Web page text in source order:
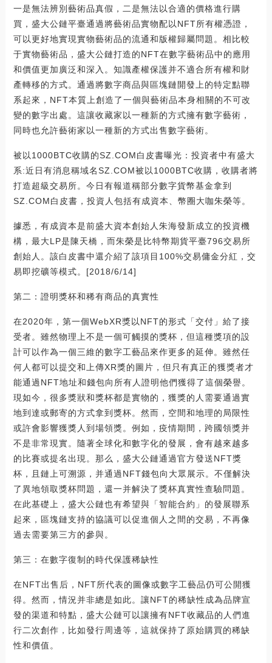
一是無法辨別藝術品真假，二是無法以合適的價格進行購
買，盛大公鏈平臺通過將藝術品實物配以NFT所有權憑證，
可以更好地實現實物藝術品的流通和版權歸屬問題。相比較
于實物藝術品，盛大公鏈打造的NFT在數字藝術品中的應用
和價值更加廣泛和深入。知識產權保護并不適合所有權和財
產轉移的方式。通過將數字商品與區塊鏈開發上的特定點聯
系起來，NFT本質上創造了一個與藝術品本身相關的不可改
變的數字出處。這讓收藏家以一種新的方式擁有數字藝術，
同時也允許藝術家以一種新的方式出售數字藝術。
被以1000BTC收購的SZ.COM白皮書曝光：投資者中有盛大
系:近日有消息稱域名SZ.COM被以1000BTC收購，收購者將
打造超級交易所。今日有報道稱部分數字貨幣基金拿到
SZ.COM白皮書，投資人包括有成資本、幣圈大咖朱榮等。
據悉，有成資本是前盛大資本創始人朱海發新成立的投資機
構，最大LP是陳天橋，而朱榮是比特幣期貨平臺796交易所
創始人。該白皮書中還介紹了該項目100%交易傭金分紅，交
易即挖礦等模式。[2018/6/14]
第二：證明獎杯和稀有商品的真實性
在2020年，第一個WebXR獎以NFT的形式「交付」給了接
受者。雖然物理上不是一個可觸摸的獎杯，但這種獎項的設
計可以作為一個三維的數字工藝品來作更多的延伸。雖然任
何人都可以提交和上傳XR獎的圖片，但只有真正的獲獎者才
能通過NFT地址和錢包向所有人證明他們獲得了這個榮譽。
現如今，很多獎狀和獎杯都是實物的，獲獎的人需要通過實
地到達或郵寄的方式拿到獎杯。然而，空間和地理的局限性
或許會影響獲獎人到場領獎。例如，疫情期間，跨國領獎并
不是非常現實。隨著全球化和數字化的發展，會有越來越多
的比賽或提名出現。那么，盛大公鏈通過官方發送NFT獎
杯，且鏈上可溯源，并通過NFT錢包向大眾展示。不僅解決
了異地領取獎杯問題，還一并解決了獎杯真實性查驗問題。
在此基礎上，盛大公鏈也有希望與「智能合約」的發展聯系
起來，區塊鏈支持的協議可以促進個人之間的交易，不再像
過去需要第三方的參與。
第三：在數字復制的時代保護稀缺性
在NFT出售后，NFT所代表的圖像或數字工藝品仍可公開獲
得。然而，情況并非總是如此。讓NFT的稀缺性成為品牌宣
發的渠道和特點，盛大公鏈可以讓擁有NFT收藏品的人們進
行二次創作，比如發行周邊等，這就保持了原始購買的稀缺
性和價值。